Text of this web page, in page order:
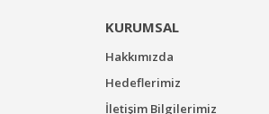
KURUMSAL
Hakkımızda
Hedeflerimiz
İletişim Bilgilerimiz